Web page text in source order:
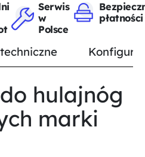
Serwis
w
Polsce
płatności
hulajnóg
marki